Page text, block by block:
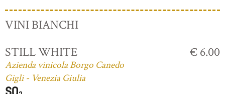
VINI BIANCHI
STILL WHITE
Azienda vinicola Borgo Canedo
Gigli - Venezia Giulia
€ 6.00